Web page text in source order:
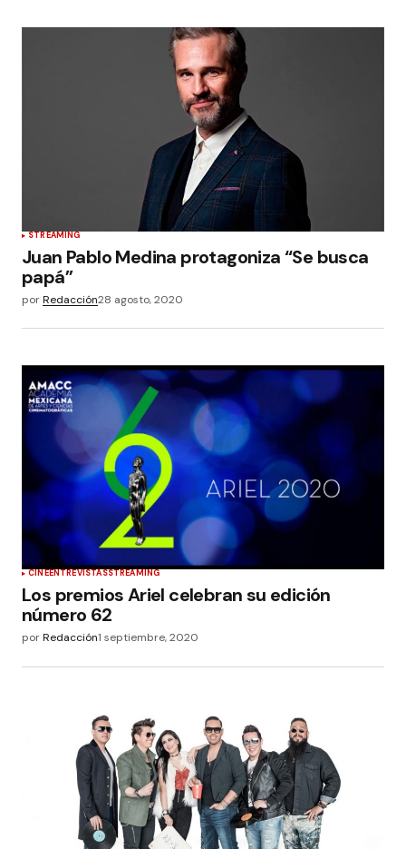
STREAMING
Juan Pablo Medina protagoniza “Se busca
papá”
porRedacción28 agosto, 2020
CINEENTREVISTASSTREAMING
Los premios Ariel celebran su edición
número 62
porRedacción1 septiembre, 2020